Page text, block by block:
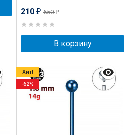
210 ₽ 650₽
В корзину
Хит!
-62%